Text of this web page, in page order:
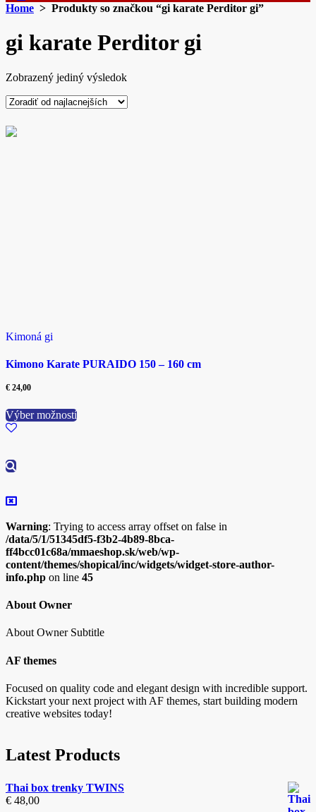
Home > Produkty so značkou “gi karate Perditor gi”
gi karate Perditor gi
Zobrazený jediný výsledok
Kimoná gi
Kimono Karate PURAIDO 150 – 160 cm
€ 24,00
Výber možností
stránke
produktu.
Warning: Trying to access array offset on false in
/data/5/1/51345df5-f3b2-4b89-8bca-
ff4bcc01c68a/mmaeshop.sk/web/wp-
content/themes/shopical/inc/widgets/widget-store-author-
info.php on line 45
About Owner
About Owner Subtitle
AF themes
Focused on quality code and elegant design with incredible support.
Kickstart your next project with AF themes, start building modern
creative websites today!
Latest Products
Thai box trenky TWINS
€ 48,00